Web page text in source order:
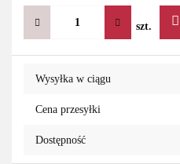
szt.
Wysyłka w ciągu
Cena przesyłki
Dostępność